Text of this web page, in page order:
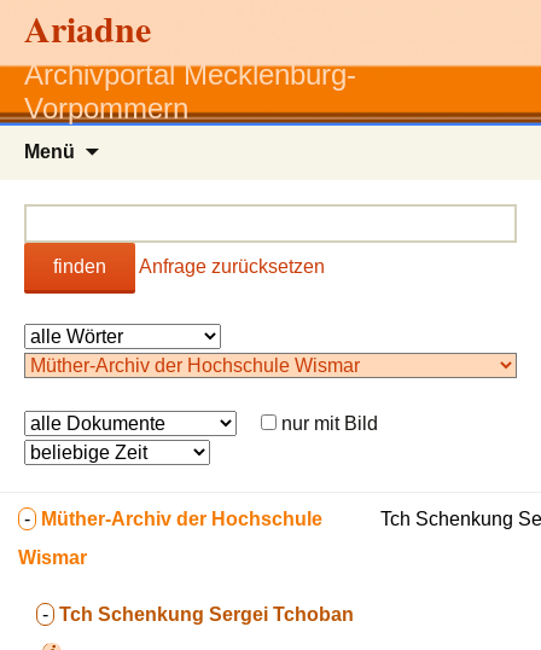
Ariadne
Archivportal Mecklenburg-
Vorpommern
Menü
finden Anfrage zurücksetzen
nur mit Bild
- Müther-Archiv der Hochschule
Wismar
- Tch Schenkung Sergei Tchoban
Tch Schenkung